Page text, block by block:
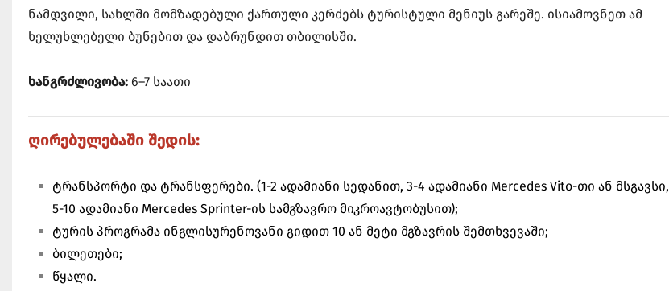
ნამდვილი, სახლში მომზადებული ქართული კერძებს ტურისტული მენიუს გარეშე. ისიამოვნეთ ამ
ხელუხლებელი ბუნებით და დაბრუნდით თბილისში.
ხანგრძლივობა: 6–7 საათი
ღირებულებაში შედის:
ტრანსპორტი და ტრანსფერები. (1-2 ადამიანი სედანით, 3-4 ადამიანი Mercedes Vito-თი ან მსგავსი,
5-10 ადამიანი Mercedes Sprinter-ის სამგზავრო მიკროავტობუსით);
ტურის პროგრამა ინგლისურენოვანი გიდით 10 ან მეტი მგზავრის შემთხვევაში;
ბილეთები;
წყალი.